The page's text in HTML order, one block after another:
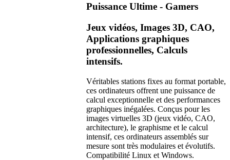
Puissance Ultime - Gamers
Jeux vidéos, Images 3D, CAO,
Applications graphiques
professionnelles, Calculs
intensifs.
Véritables stations fixes au format portable,
ces ordinateurs offrent une puissance de
calcul exceptionnelle et des performances
graphiques inégalées. Conçus pour les
images virtuelles 3D (jeux vidéo, CAO,
architecture), le graphisme et le calcul
intensif, ces ordinateurs assemblés sur
mesure sont très modulaires et évolutifs.
Compatibilité Linux et Windows.